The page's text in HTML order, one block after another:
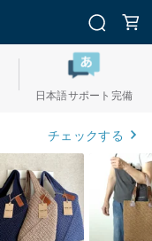
日本語サポート完備
チェックする